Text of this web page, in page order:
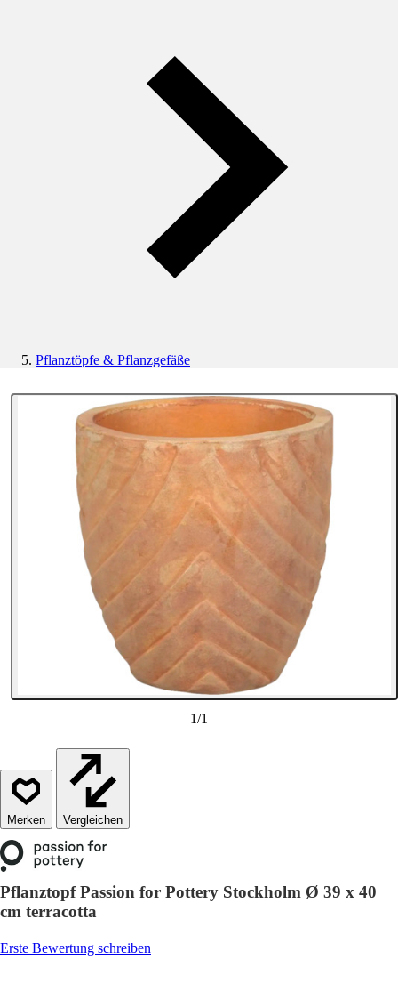
Pflanztöpfe & Pflanzgefäße
1/1
Vergleichen
Pflanztopf Passion for Pottery Stockholm Ø 39 x 40
cm terracotta
Erste Bewertung schreiben